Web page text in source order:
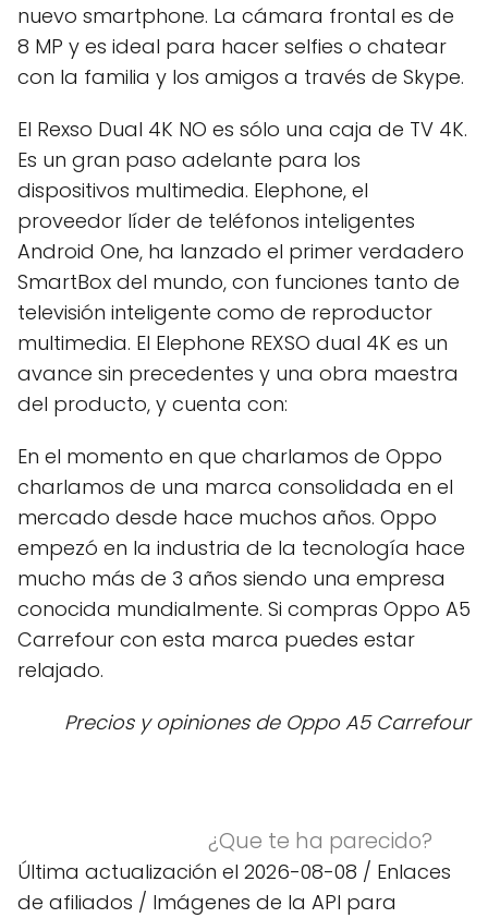
nuevo smartphone. La cámara frontal es de
8 MP y es ideal para hacer selfies o chatear
con la familia y los amigos a través de Skype.
El Rexso Dual 4K NO es sólo una caja de TV 4K.
Es un gran paso adelante para los
dispositivos multimedia. Elephone, el
proveedor líder de teléfonos inteligentes
Android One, ha lanzado el primer verdadero
SmartBox del mundo, con funciones tanto de
televisión inteligente como de reproductor
multimedia. El Elephone REXSO dual 4K es un
avance sin precedentes y una obra maestra
del producto, y cuenta con:
En el momento en que charlamos de Oppo
charlamos de una marca consolidada en el
mercado desde hace muchos años. Oppo
empezó en la industria de la tecnología hace
mucho más de 3 años siendo una empresa
conocida mundialmente. Si compras Oppo A5
Carrefour con esta marca puedes estar
relajado.
Precios y opiniones de Oppo A5 Carrefour
¿Que te ha parecido?
Última actualización el 2026-08-08 / Enlaces
de afiliados / Imágenes de la API para